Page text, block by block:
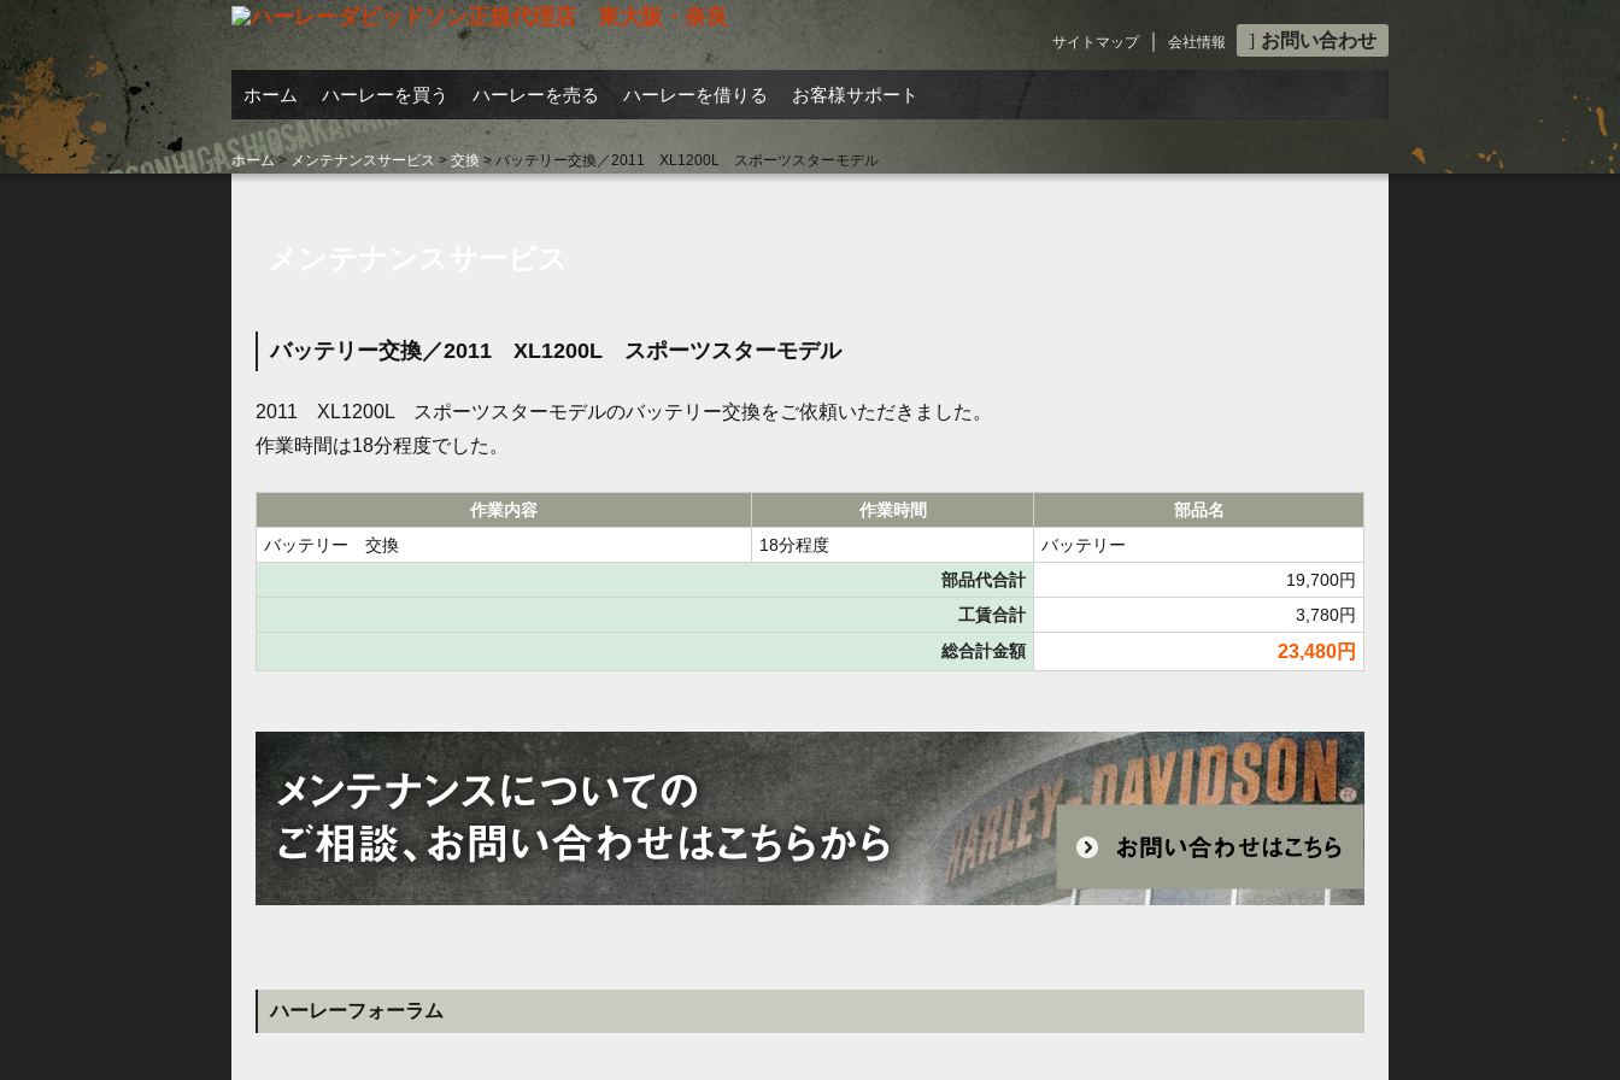
サイトマップ｜ 会社情報 お問い合わせ
コンテンツへ移動
ホーム ハーレーを買う ハーレーを売る
買取実績
ハーレーを借りる お客様サポート
ホーム> メンテナンスサービス > 交換 > バッテリー交換／2011 XL1200L スポーツスターモデル
バッテリー交換／2011 XL1200L スポーツスターモデル
2011 XL1200L スポーツスターモデルのバッテリー交換をご依頼いただきました。
作業時間は18分程度でした。
作業内容 作業時間
部品名
バッテリー 交換
18分程度
バッテリー
部品代合計
19,700円
工賃合計
3,780円
総合計金額
23,480円
ハーレーフォーラム